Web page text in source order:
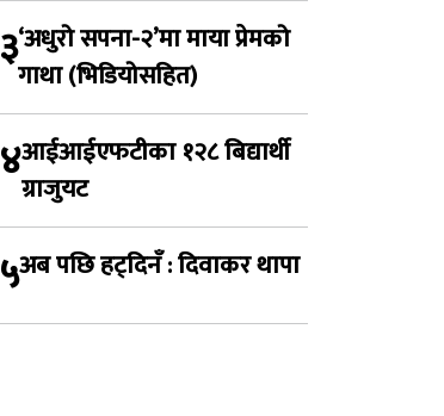
३‘अधुरो सपना-२’मा माया प्रेमको
गाथा (भिडियोसहित)
४आईआईएफटीका १२८ बिद्यार्थी
ग्राजुयट
५अब पछि हट्दिनँ : दिवाकर थापा